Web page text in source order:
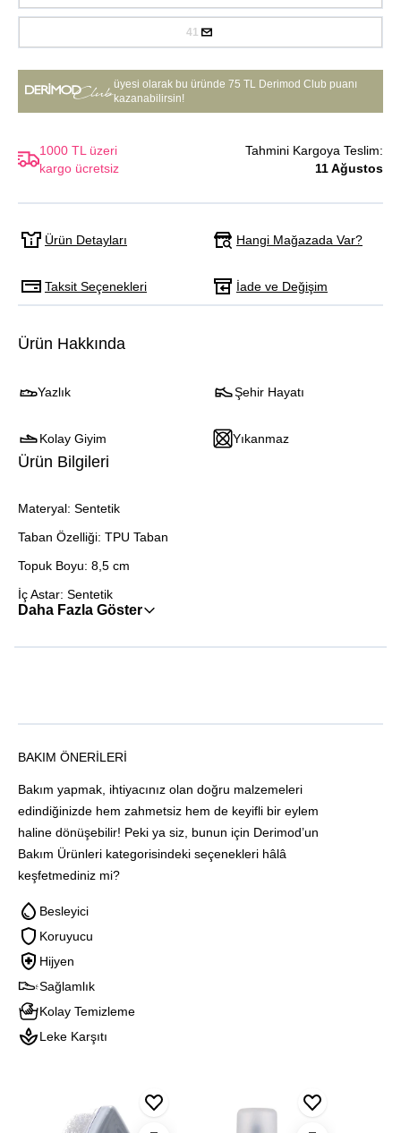
41
üyesi olarak bu üründe 75 TL Derimod Club puanı
kazanabilirsin!
1000 TL üzeri
kargo ücretsiz
Tahmini Kargoya Teslim:
11 Ağustos
Ürün Detayları Hangi Mağazada Var?
Taksit Seçenekleri İade ve Değişim
Ürün Hakkında
Yazlık Şehir Hayatı
Kolay Giyim Yıkanmaz
Ürün Bilgileri
Materyal: Sentetik
Taban Özelliği: TPU Taban
Topuk Boyu: 8,5 cm
İç Astar: Sentetik
Daha Fazla Göster
BAKIM ÖNERILERI
Bakım yapmak, ihtiyacınız olan doğru malzemeleri
edindiğinizde hem zahmetsiz hem de keyifli bir eylem
haline dönüşebilir! Peki ya siz, bunun için Derimod’un
Bakım Ürünleri kategorisindeki seçenekleri hâlâ
keşfetmediniz mi?
Besleyici
Koruyucu
Hijyen
Sağlamlık
Kolay Temizleme
Leke Karşıtı